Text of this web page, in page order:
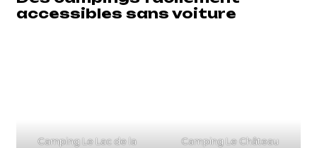
accessibles sans voiture
Camping Le Lac de la Camping Le Château